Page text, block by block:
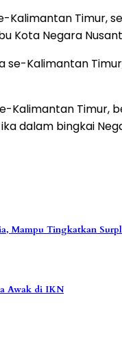
Kalimantan
Kota Negara
se-Kalimantan
Kalimantan
dalam bingkai
Mampu Tingkatkan
Awak di IKN